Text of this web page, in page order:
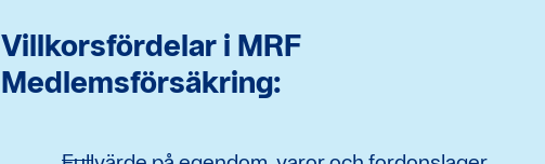
Villkorsfördelar i MRF
Medlemsförsäkring: